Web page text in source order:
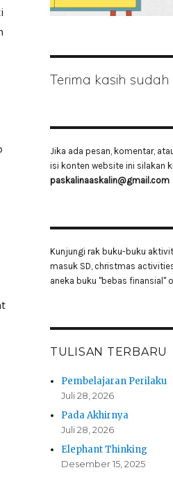
Terima kasih
Jika ada pesan, komentar,
isi konten website ini silakan
paskalinaaskalin@gmail.com
Kunjungi rak buku-buku
masuk SD, christmas
aneka buku "bebas finansial"
TULISAN TERBARU
Pembelajaran Perilaku
Juli 28, 2026
Pada Akhirnya
Juli 28, 2026
Elephant Thinking
Desember 15, 2025